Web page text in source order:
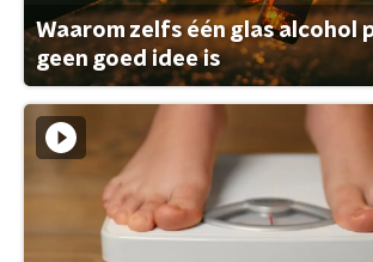
Waarom zelfs één glas alcohol
geen goed idee is